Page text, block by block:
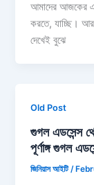
আমাদের আজকের
করতে, যাচ্ছি। আর
দেখেই বুঝে
Old Post
গুগল এডসেন্স
পূর্ণাঙ্গ গুগল
জিনিয়াস আইটি/